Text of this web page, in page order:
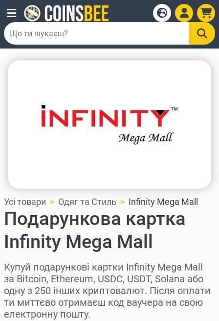
Усі товари Одяг та Стиль Infinity Mega Mall
Подарункова картка
Infinity Mega Mall
Купуй подарункові картки Infinity Mega Mall
за Bitcoin, Ethereum, USDC, USDT, Solana або
одну з 250 інших криптовалют. Після оплати
ти миттєво отримаєш код ваучера на свою
електронну пошту.